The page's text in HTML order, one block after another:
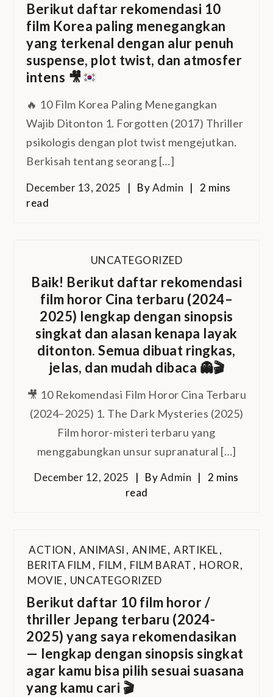
Berikut daftar rekomendasi 10
film Korea paling menegangkan
yang terkenal dengan alur penuh
suspense, plot twist, dan atmosfer
intens 🎥
🔥 10 Film Korea Paling Menegangkan
Wajib Ditonton 1. Forgotten (2017) Thriller
psikologis dengan plot twist mengejutkan.
Berkisah tentang seorang […]
December 13, 2025 ByAdmin
2 mins
read
UNCATEGORIZED
Baik! Berikut daftar rekomendasi
film horor Cina terbaru (2024–
2025) lengkap dengan sinopsis
singkat dan alasan kenapa layak
ditonton. Semua dibuat ringkas,
jelas, dan mudah dibaca 👻🎬
🎥 10 Rekomendasi Film Horor Cina Terbaru
(2024–2025) 1. The Dark Mysteries (2025)
Film horor-misteri terbaru yang
menggabungkan unsur supranatural […]
December 12, 2025 ByAdmin
2 mins
read
ACTION , ANIMASI , ANIME, ARTIKEL,
BERITA FILM , FILM , FILM BARAT , HOROR,
MOVIE, UNCATEGORIZED
Berikut daftar 10 film horor /
thriller Jepang terbaru (2024-
2025) yang saya rekomendasikan
— lengkap dengan sinopsis singkat
agar kamu bisa pilih sesuai suasana
yang kamu cari 🎬